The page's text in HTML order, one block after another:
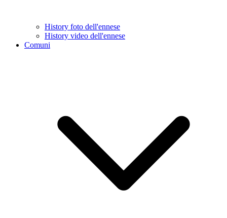
History foto dell'ennese
History video dell'ennese
Comuni